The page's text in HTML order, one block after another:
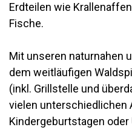
Erdteilen wie
Fische.
Mit unseren naturnahen
dem weitläufigen
(inkl. Grillstelle und
vielen unterschiedlichen
Kindergeburtstagen